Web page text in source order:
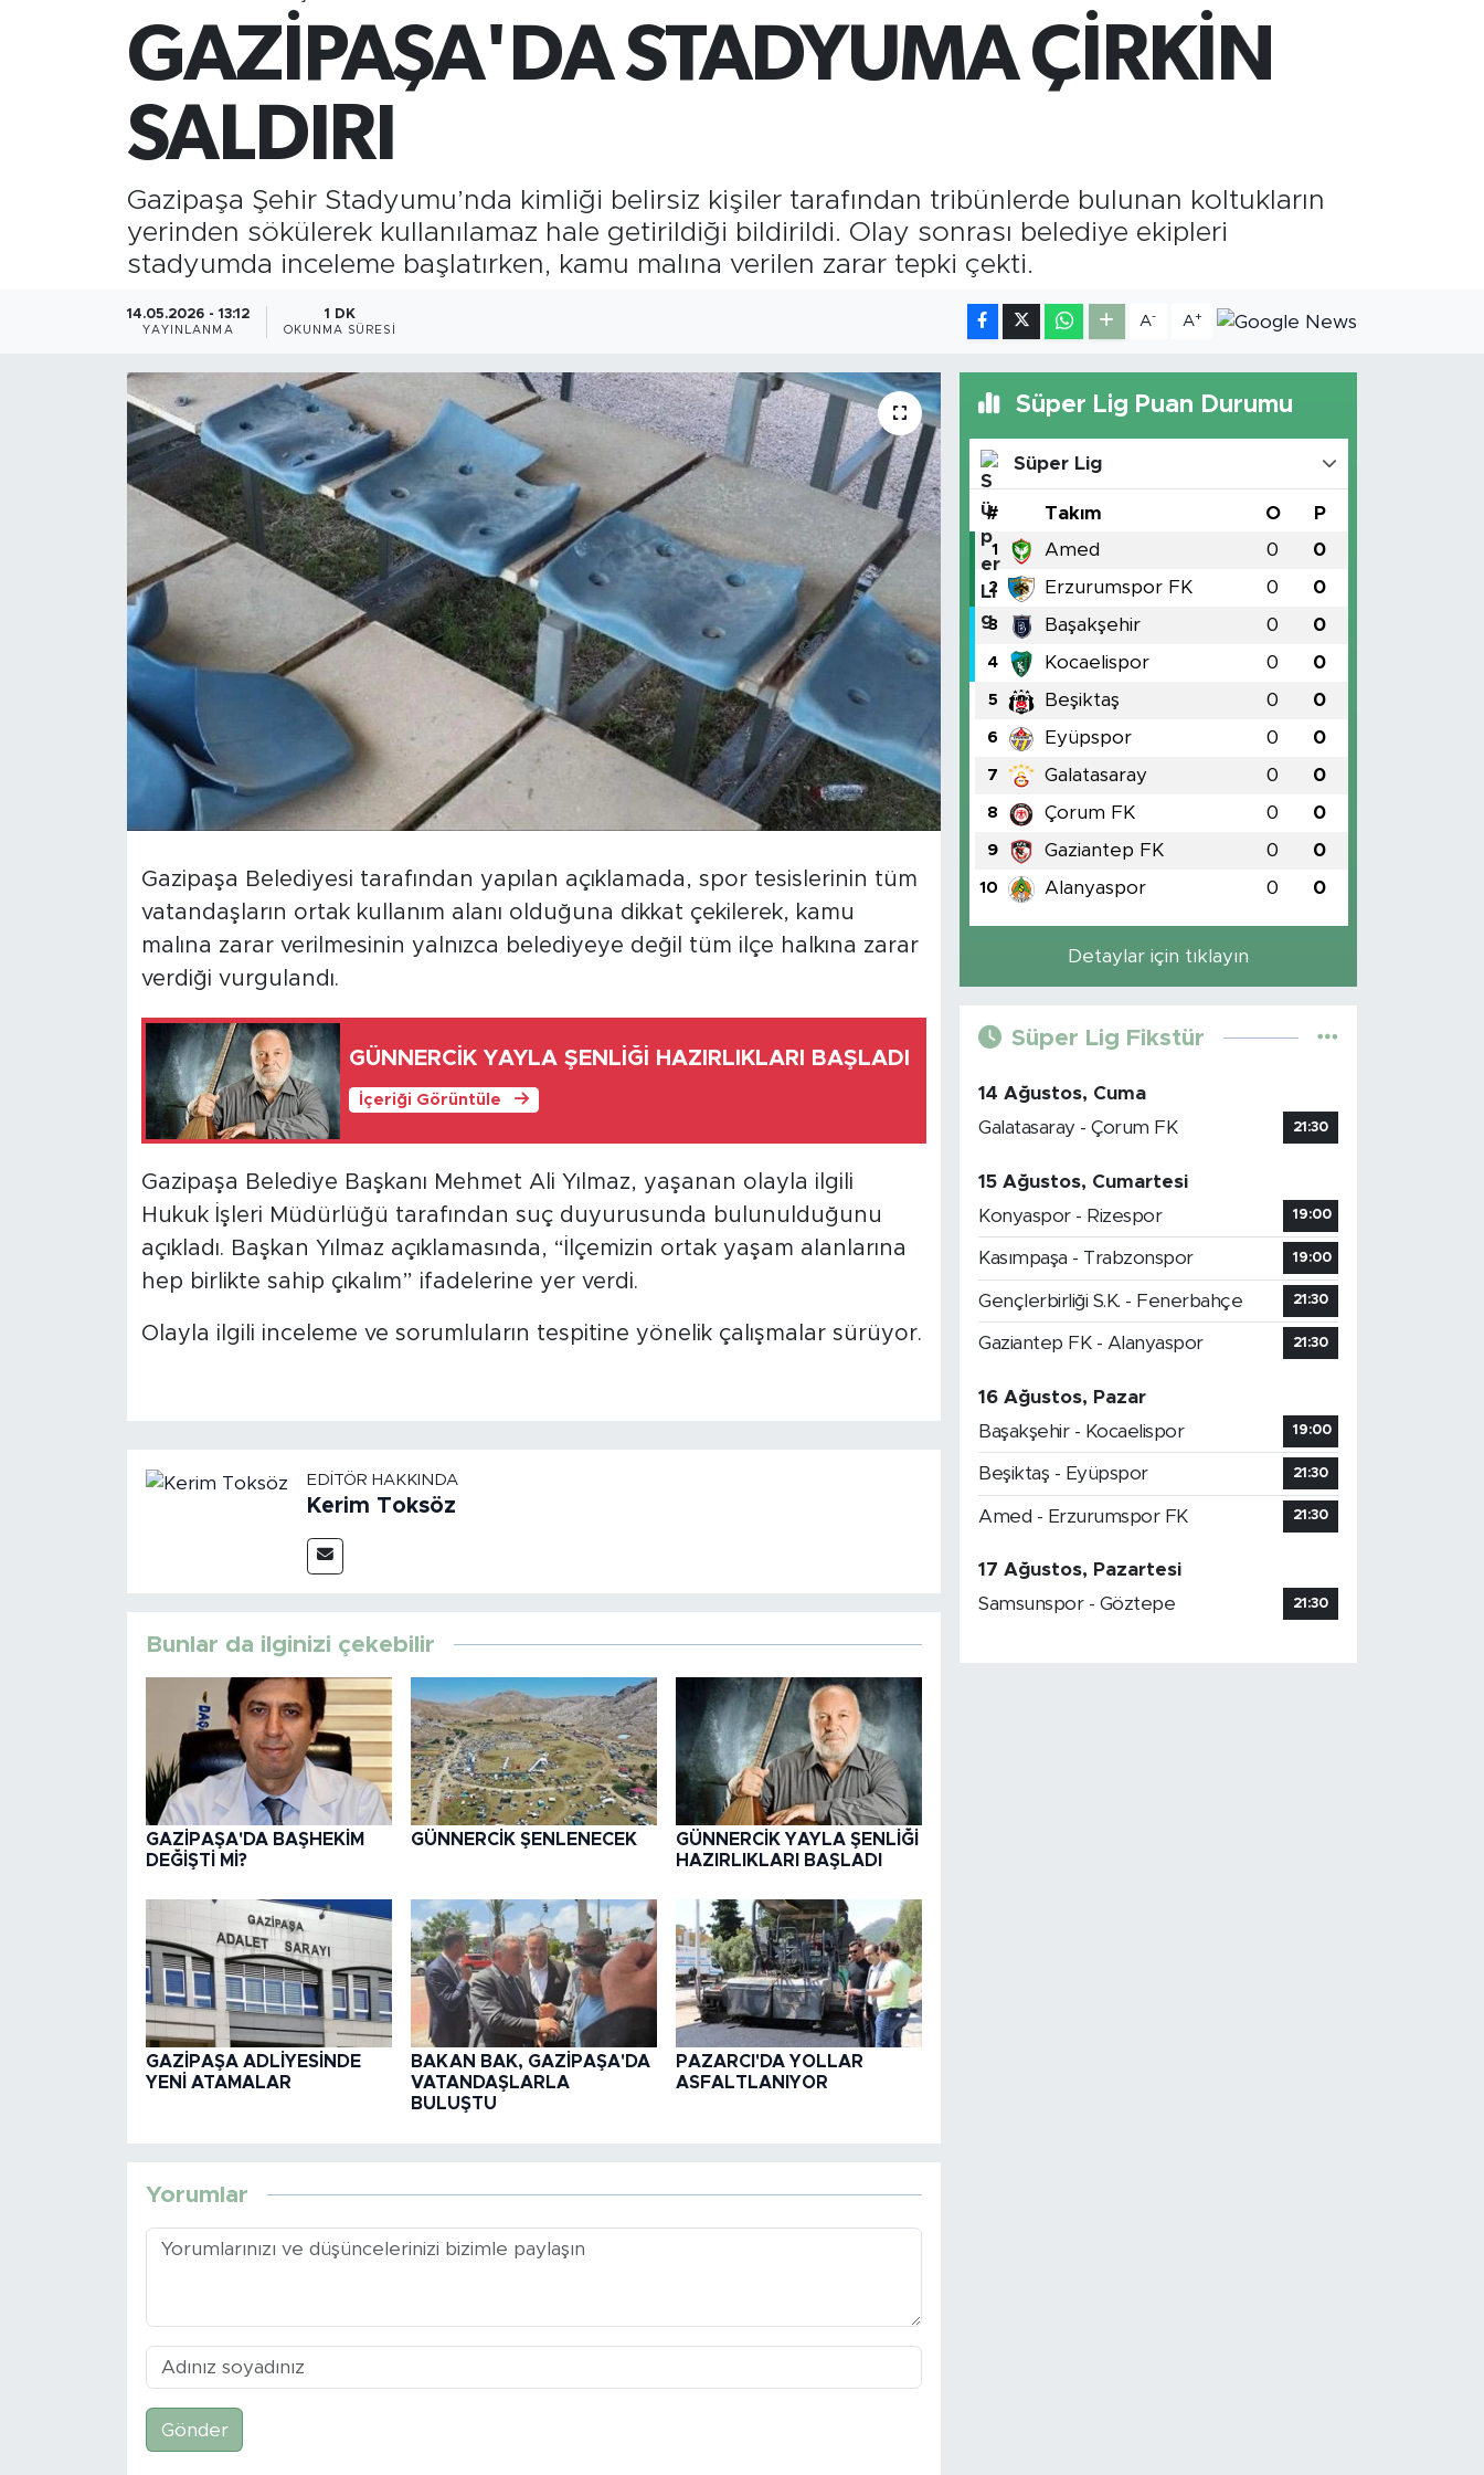
6660.55
%0
BİST100
13.779
%-14
GAZİPAŞA'DA STADYUMA ÇİRKİN
SALDIRI
Gazipaşa Şehir Stadyumu’nda kimliği belirsiz kişiler tarafından tribünlerde bulunan koltukların
yerinden sökülerek kullanılamaz hale getirildiği bildirildi. Olay sonrası belediye ekipleri
stadyumda inceleme başlatırken, kamu malına verilen zarar tepki çekti.
14.05.2026 - 13:12
YAYINLANMA
1 DK
OKUNMA SÜRESI
A- A+
Gazipaşa Belediyesi tarafından yapılan açıklamada, spor tesislerinin tüm
vatandaşların ortak kullanım alanı olduğuna dikkat çekilerek, kamu
malına zarar verilmesinin yalnızca belediyeye değil tüm ilçe halkına zarar
verdiği vurgulandı.
GÜNNERCİK YAYLA ŞENLİĞİ HAZIRLIKLARI BAŞLADI
İçeriği Görüntüle
Gazipaşa Belediye Başkanı Mehmet Ali Yılmaz, yaşanan olayla ilgili
Hukuk İşleri Müdürlüğü tarafından suç duyurusunda bulunulduğunu
açıkladı. Başkan Yılmaz açıklamasında, “İlçemizin ortak yaşam alanlarına
hep birlikte sahip çıkalım” ifadelerine yer verdi.
Olayla ilgili inceleme ve sorumluların tespitine yönelik çalışmalar sürüyor.
EDITÖR HAKKINDA
Kerim Toksöz
Bunlar da ilginizi çekebilir
GAZİPAŞA'DA BAŞHEKİM
DEĞİŞTİ Mİ?
GÜNNERCİK ŞENLENECEK
GÜNNERCİK YAYLA ŞENLİĞİ
HAZIRLIKLARI BAŞLADI
GAZİPAŞA ADLİYESİNDE
YENİ ATAMALAR
BAKAN BAK, GAZİPAŞA'DA
VATANDAŞLARLA
BULUŞTU
PAZARCI'DA YOLLAR
ASFALTLANIYOR
Yorumlar
Gönder
Süper Lig Puan Durumu
Süper Lig
# Takım O P
1 Amed 0 0
2 Erzurumspor FK 0 0
3 Başakşehir 0 0
4 Kocaelispor 0 0
5 Beşiktaş 0 0
6 Eyüpspor 0 0
7 Galatasaray 0 0
8 Çorum FK 0 0
9 Gaziantep FK 0 0
10 Alanyaspor 0 0
Detaylar için tıklayın
Süper Lig Fikstür
14 Ağustos, Cuma
Galatasaray - Çorum FK
21:30
15 Ağustos, Cumartesi
Konyaspor - Rizespor
19:00
Kasımpaşa - Trabzonspor 19:00
Gençlerbirliği S.K. - Fenerbahçe 21:30
Gaziantep FK - Alanyaspor 21:30
16 Ağustos, Pazar
Başakşehir - Kocaelispor
19:00
Beşiktaş - Eyüpspor 21:30
Amed - Erzurumspor FK 21:30
17 Ağustos, Pazartesi
Samsunspor - Göztepe
21:30
Gazipaşa
Gündem
İnşaat-Emlak
Kültür-Sanat
Siyaset
Turizm
Yaşam